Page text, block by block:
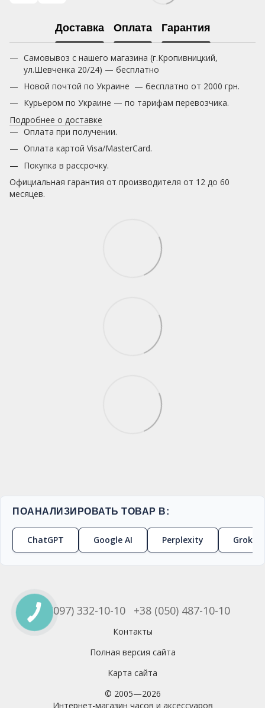
Доставка Оплата Гарантия
Самовывоз с нашего магазина (г.Кропивницкий,
ул.Шевченка 20/24) — бесплатно
Новой почтой по Украине — бесплатно от 2000 грн.
Курьером по Украине — по тарифам перевозчика.
Подробнее о доставке
Оплата при получении.
Оплата картой Visa/MasterCard.
Покупка в рассрочку.
Официальная гарантия от производителя от 12 до 60
месяцев.
ПОАНАЛИЗИРОВАТЬ ТОВАР В:
ChatGPT Google AI Perplexity Grok
+38 (097) 332-10-10 +38 (050) 487-10-10
Контакты
Полная версия сайта
Карта сайта
© 2005—2026
Интернет-магазин часов и аксессуаров